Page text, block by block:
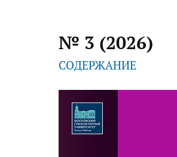
№ 3 (2026)
СОДЕРЖАНИЕ